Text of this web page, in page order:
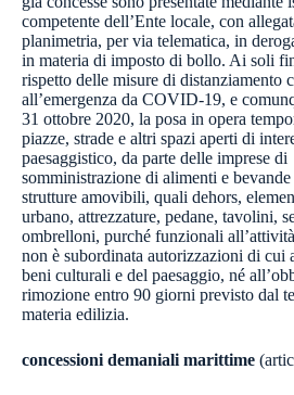
competente dell’Ente locale, con
planimetria, per via telematica, in
in materia di imposto di bollo. Ai soli
rispetto delle misure di distanziamento
all’emergenza da COVID-19, e
31 ottobre 2020, la posa in opera
piazze, strade e altri spazi aperti di
paesaggistico, da parte delle imprese di
somministrazione di alimenti e
strutture amovibili, quali dehors,
urbano, attrezzature, pedane, tavolini,
ombrelloni, purché funzionali
non è subordinata autorizzazioni di cui
beni culturali e del paesaggio, né
rimozione entro 90 giorni previsto dal
materia edilizia.
concessioni demaniali marittime